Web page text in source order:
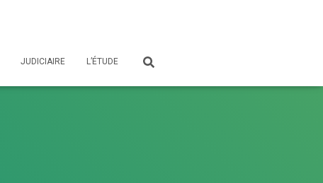
JUDICIAIRE L’ÉTUDE